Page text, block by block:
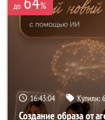
до %
16:43:03 Купили:
Создание образа от